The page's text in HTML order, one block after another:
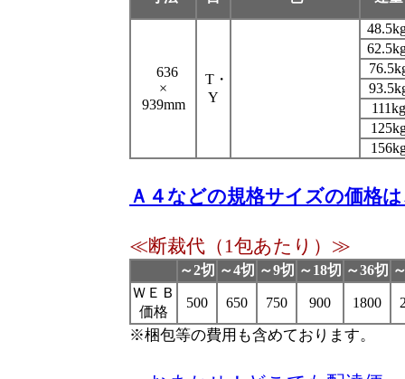
636
×
939mm
T・
Y
111kg
Ａ４などの規格サイズの価格
≪断裁代（1包あたり）≫
～2切 ～4切 ～9切 ～18切 ～36切
ＷＥＢ
価格
500 650 750 900 1800
※梱包等の費用も含めております。